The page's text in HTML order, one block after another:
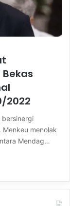
2022
bersinergi
menolak
Mendag…